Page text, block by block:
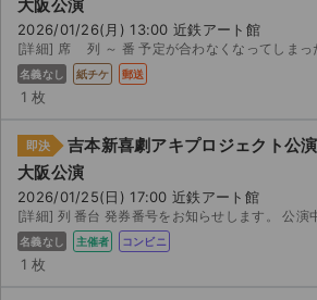
チケットジャムの取り組み
音楽情報
大阪公演
2026/01/26(月) 13:00 近鉄アート館
名義なし 紙チケ 郵送
1 枚
即決
吉本新喜劇アキプロジェクト公演
大阪公演
2026/01/25(日) 17:00 近鉄アート館
名義なし 主催者 コンビニ
1 枚